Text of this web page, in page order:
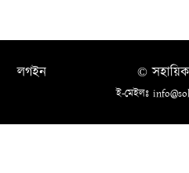
লগইন ©
ই-মেইলঃ